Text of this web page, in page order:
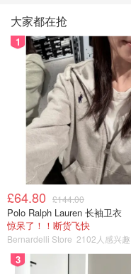
大家都在抢
1
£64.80 £144.00
Polo Ralph Lauren 长袖卫衣
惊呆了！！断货飞快
Bernardelli Store 2102人感兴趣
3